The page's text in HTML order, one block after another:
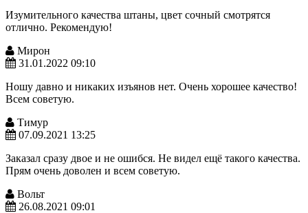
Изумительного качества штаны, цвет сочный смотрятся
отлично. Рекомендую!
Мирон
31.01.2022 09:10
Ношу давно и никаких изъянов нет. Очень хорошее качество!
Всем советую.
Тимур
07.09.2021 13:25
Заказал сразу двое и не ошибся. Не видел ещё такого качества.
Прям очень доволен и всем советую.
Вольт
26.08.2021 09:01